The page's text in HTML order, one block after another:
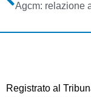
Registrato al